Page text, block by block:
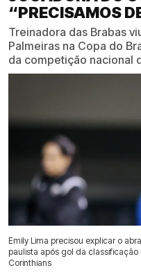
“PRECISAMOS
Treinadora das Brabas
Palmeiras na Copa do
da competição nacional
Emily Lima precisou explicar o
paulista após gol da
Corinthians